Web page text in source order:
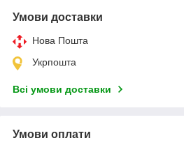
Умови доставки
Нова Пошта
Укрпошта
Всі умови доставки
Умови оплати